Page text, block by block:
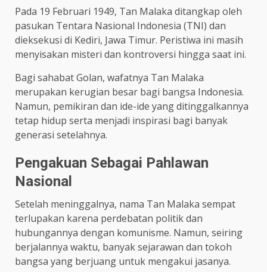
Pada 19 Februari 1949, Tan Malaka ditangkap oleh
pasukan Tentara Nasional Indonesia (TNI) dan
dieksekusi di Kediri, Jawa Timur. Peristiwa ini masih
menyisakan misteri dan kontroversi hingga saat ini.
Bagi sahabat Golan, wafatnya Tan Malaka
merupakan kerugian besar bagi bangsa Indonesia.
Namun, pemikiran dan ide-ide yang ditinggalkannya
tetap hidup serta menjadi inspirasi bagi banyak
generasi setelahnya.
Pengakuan Sebagai Pahlawan
Nasional
Setelah meninggalnya, nama Tan Malaka sempat
terlupakan karena perdebatan politik dan
hubungannya dengan komunisme. Namun, seiring
berjalannya waktu, banyak sejarawan dan tokoh
bangsa yang berjuang untuk mengakui jasanya.